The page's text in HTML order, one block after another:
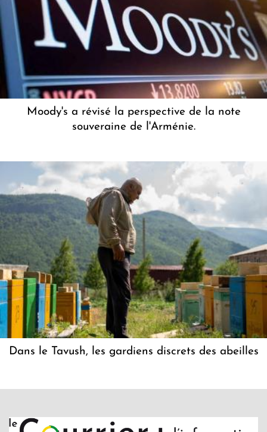
Moody's a révisé la perspective de la note
souveraine de l'Arménie.
Dans le Tavush, les gardiens discrets des abeilles